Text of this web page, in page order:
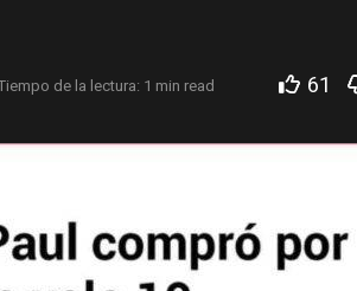
de la lectura: 1 min read 61